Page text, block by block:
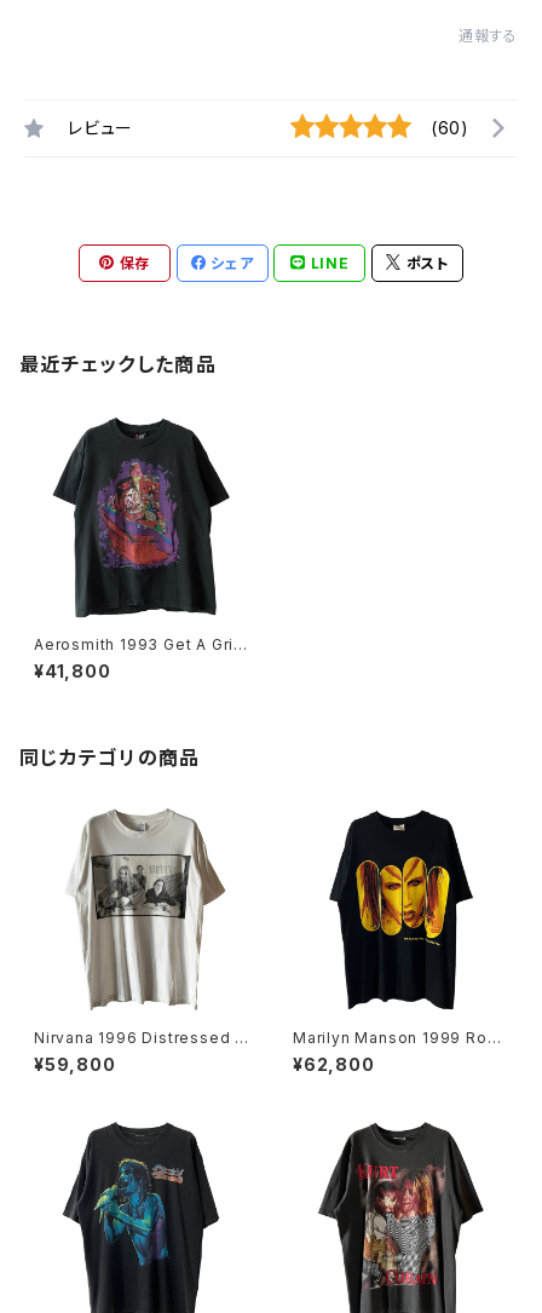
通報する
レビュー (60)
保存 シェア LINE ポスト
最近チェックした商品
Aerosmith 1993 Get A Grip
Tour Band Tee
¥41,800
同じカテゴリの商品
Nirvana 1996 Distressed M
ember Portrait Band Tee
¥59,800
Marilyn Manson 1999 Rock
Is Dead Band Tee
¥62,800